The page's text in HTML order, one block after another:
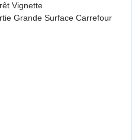
Vignette
Grande Surface Carrefour